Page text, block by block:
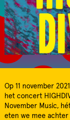
Op 11 november
het concert
November Music,
eten we mee achter